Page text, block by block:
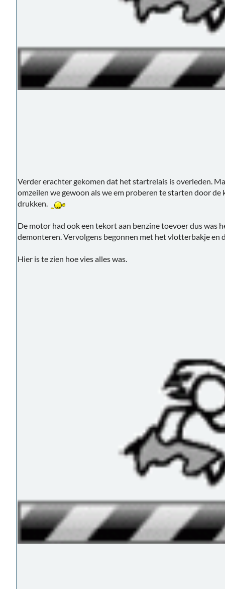
Verder erachter gekomen dat het startrelais is overleden.
omzeilen we gewoon als we em proberen te starten door
drukken.
De motor had ook een tekort aan benzine toevoer dus was
demonteren. Vervolgens begonnen met het vlotterbakje en
Hier is te zien hoe vies alles was.